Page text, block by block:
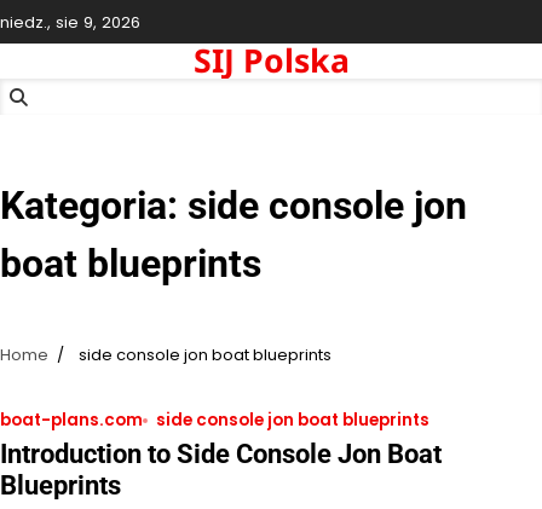
Skip
to
niedz., sie 9, 2026
SIJ Polska
Kategoria: side console jon
boat blueprints
Home side console jon boat blueprints
boat-plans.com side console jon boat blueprints
Introduction to Side Console Jon Boat
Blueprints